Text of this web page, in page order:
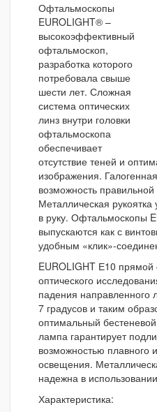
Офтальмоскопы
EUROLIGHT® –
высокоэффективный
офтальмоскоп,
разработка которого
потребовала свыше
шести лет. Сложная
система оптических
линз внутри головки
офтальмоскопа
обеспечивает
отсутствие теней и
изображения.
возможность
Металлическая
в руку. Офтальмоскопы
выпускаются как с
удобным «клик»-
EUROLIGHT Е10 прямой
оптического
падения направленного
7 градусов и таким
оптимальный
лампа гарантирует
возможностью плавного
освещения.
надежна в
Характеристика: